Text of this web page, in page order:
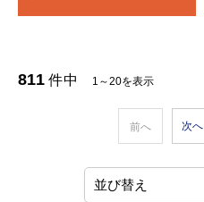
811 件中 1～20を表示
前へ 次へ